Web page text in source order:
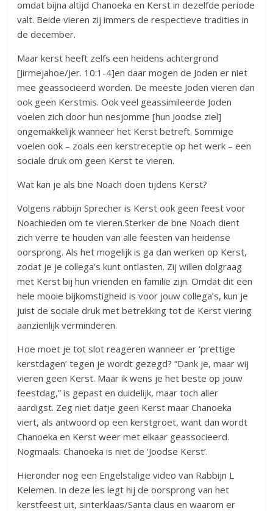
omdat bijna altijd Chanoeka en Kerst in dezelfde periode
valt. Beide vieren zij immers de respectieve tradities in
de december.
Maar kerst heeft zelfs een heidens achtergrond
[Jirmejahoe/Jer. 10:1-4]en daar mogen de Joden er niet
mee geassocieerd worden. De meeste Joden vieren dan
ook geen Kerstmis. Ook veel geassimileerde Joden
voelen zich door hun nesjomme [hun Joodse ziel]
ongemakkelijk wanneer het Kerst betreft. Sommige
voelen ook – zoals een kerstreceptie op het werk – een
sociale druk om geen Kerst te vieren.
Wat kan je als bne Noach doen tijdens Kerst?
Volgens rabbijn Sprecher is Kerst ook geen feest voor
Noachieden om te vieren.Sterker de bne Noach dient
zich verre te houden van alle feesten van heidense
oorsprong. Als het mogelijk is ga dan werken op Kerst,
zodat je je collega’s kunt ontlasten. Zij willen dolgraag
met Kerst bij hun vrienden en familie zijn. Omdat dit een
hele mooie bijkomstigheid is voor jouw collega’s, kun je
juist de sociale druk met betrekking tot de Kerst viering
aanzienlijk verminderen.
Hoe moet je tot slot reageren wanneer er ‘prettige
kerstdagen’ tegen je wordt gezegd? “Dank je, maar wij
vieren geen Kerst. Maar ik wens je het beste op jouw
feestdag,” is gepast en duidelijk, maar toch aller
aardigst. Zeg niet datje geen Kerst maar Chanoeka
viert, als antwoord op een kerstgroet, want dan wordt
Chanoeka en Kerst weer met elkaar geassocieerd.
Nogmaals: Chanoeka is niet de ‘Joodse Kerst’.
Hieronder nog een Engelstalige video van Rabbijn L
Kelemen. In deze les legt hij de oorsprong van het
kerstfeest uit, sinterklaas/Santa claus en waarom er